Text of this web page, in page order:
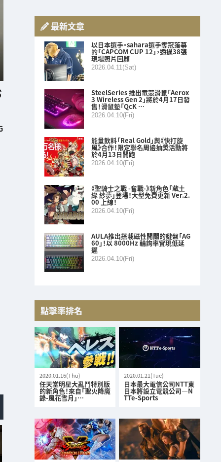
最新文章
以日本選手・sahara選手奪冠落幕
的「CAPCOM CUP 12」，透過38張
現場照片回顧
2026.04.11(Sat)
SteelSeries 推出電競滑鼠「Aerox
3 Wireless Gen 2」將於4月17日發
售！滑鼠墊「QcK …
2026.04.10(Fri)
能量飲料「Real Gold」與《快打旋
風》合作！限定聯名周邊抽獎活動將
於4月13日開跑
2026.04.10(Fri)
《聖騎士之戰 -奮戰-》新角色「蔵土
緣 紗夢」登場！大型免費更新 Ver.2.
00 上線！
2026.04.10(Fri)
AULA推出搭載磁性開關的鍵盤「AG
60」！以 8000Hz 輪詢率實現低延
遲
2026.04.10(Fri)
點擊率排名
2020.01.16(Thu)
任天堂明星大亂鬥特別版
的新角色！來自「聖火降魔
錄-風花雪月」…
2020.01.21(Tue)
日本最大電信公司NTT東
日本將設立電競公司—N
TTe-Sports